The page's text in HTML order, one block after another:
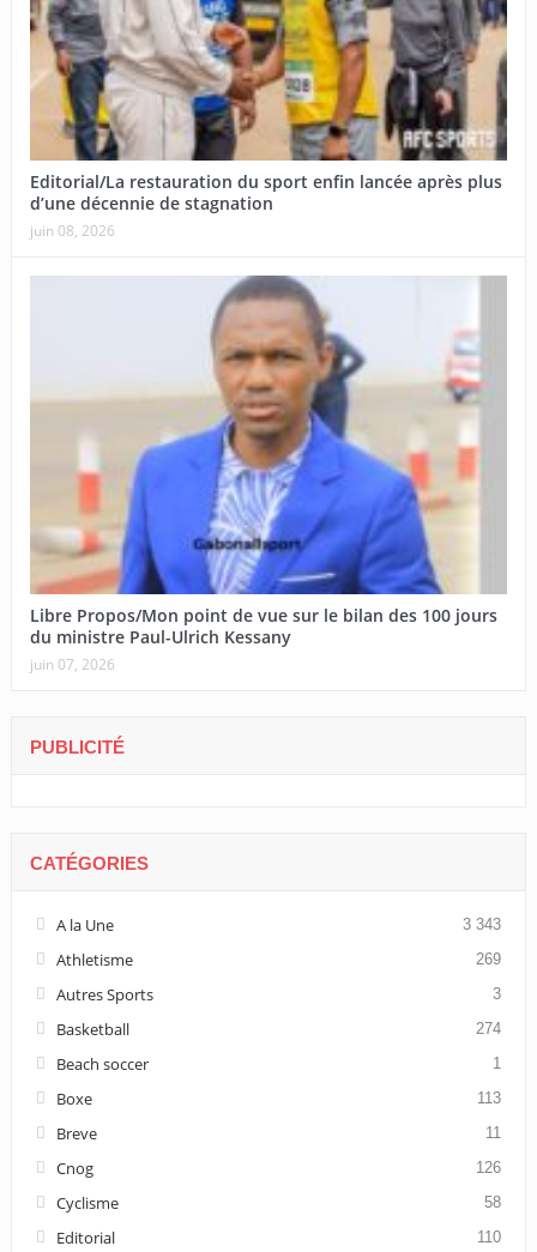
Editorial/La restauration du sport enfin lancée après plus
d’une décennie de stagnation
juin 08, 2026
Libre Propos/Mon point de vue sur le bilan des 100 jours
du ministre Paul-Ulrich Kessany
juin 07, 2026
PUBLICITÉ
CATÉGORIES
A la Une 3 343
Athletisme 269
Autres Sports 3
Basketball 274
Beach soccer 1
Boxe 113
Breve 11
Cnog 126
Cyclisme 58
Editorial 110